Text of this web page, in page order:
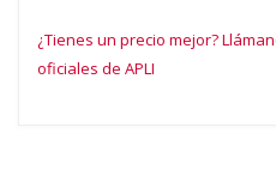
¿Tienes un precio mejor?
oficiales de APLI